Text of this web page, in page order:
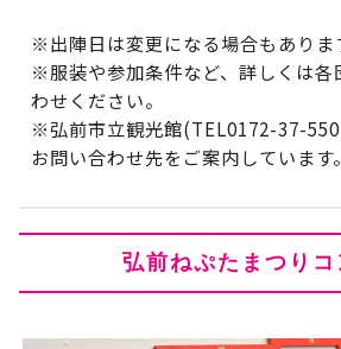
※出陣日は変更になる場合もありま
※服装や参加条件など、詳しくは各
わせください。
※弘前市立観光館(TEL0172-37-
お問い合わせ先をご案内しています。
弘前ねぷたまつりコ